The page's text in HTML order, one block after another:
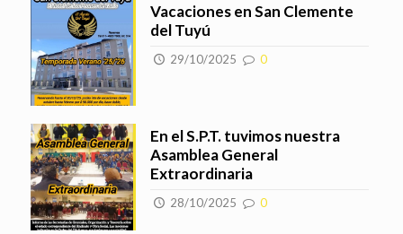
Vacaciones en San Clemente
del Tuyú
29/10/2025 0
En el S.P.T. tuvimos nuestra
Asamblea General
Extraordinaria
28/10/2025 0